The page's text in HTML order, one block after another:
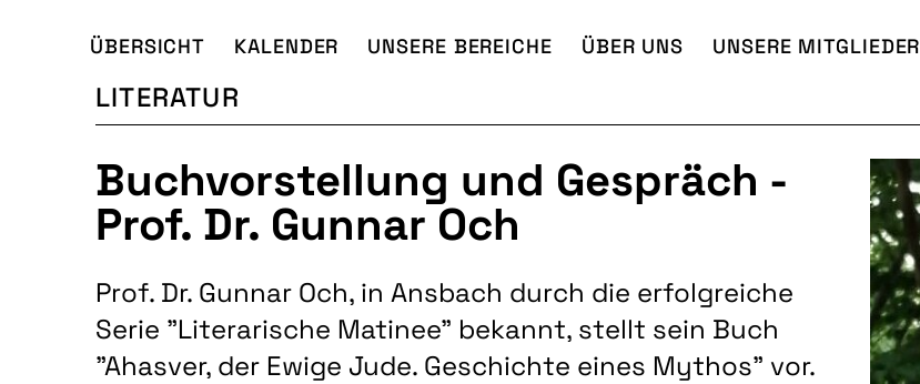
ÜBERSICHT KALENDER UNSERE BEREICHE ÜBER UNS UNSERE MITGLIEDER
LITERATUR
Buchvorstellung und Gespräch -
Prof. Dr. Gunnar Och
Prof. Dr. Gunnar Och, in Ansbach durch die erfolgreiche
Serie "Literarische Matinee" bekannt, stellt sein Buch
"Ahasver, der Ewige Jude. Geschichte eines Mythos" vor.